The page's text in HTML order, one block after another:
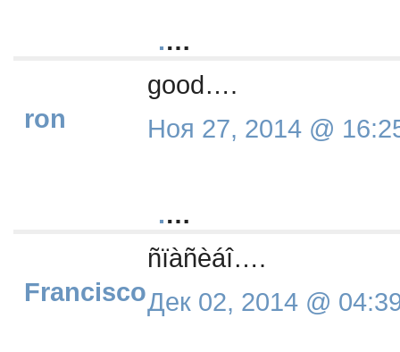
ron
.…
good….
Ноя 27, 2014 @
Francisco
.…
ñïàñèáî….
Дек 02, 2014 @